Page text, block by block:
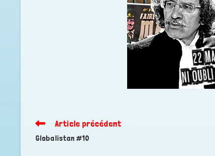
Read
articles
Article précédent
Globalistan #10